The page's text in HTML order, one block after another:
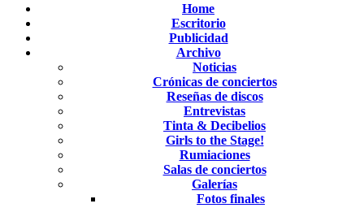
Home
Escritorio
Publicidad
Archivo
Noticias
Crónicas de conciertos
Reseñas de discos
Entrevistas
Tinta & Decibelios
Girls to the Stage!
Rumiaciones
Salas de conciertos
Galerías
Fotos finales